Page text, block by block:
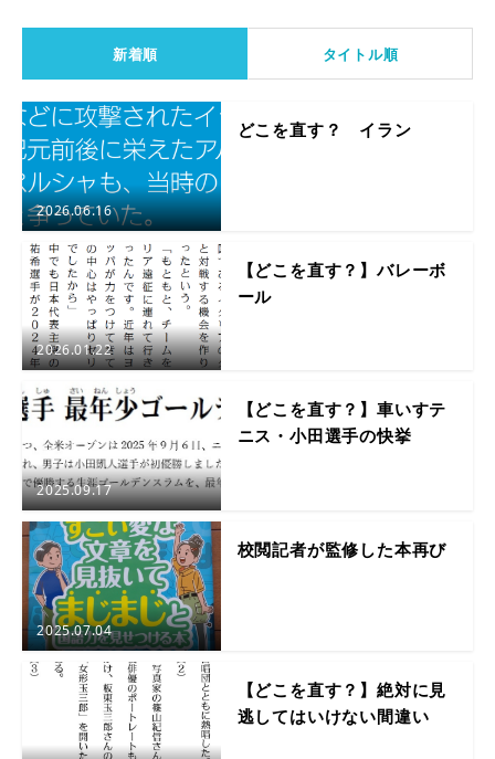
新着順 タイトル順
2026.06.16
どこを直す？ イラン
2026.01.22
【どこを直す？】バレーボ
ール
2025.09.17
【どこを直す？】車いすテ
ニス・小田選手の快挙
2025.07.04
校閲記者が監修した本再び
【どこを直す？】絶対に見
逃してはいけない間違い